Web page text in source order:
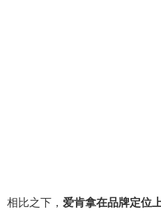
相比之下， 爱肯拿在品牌定位